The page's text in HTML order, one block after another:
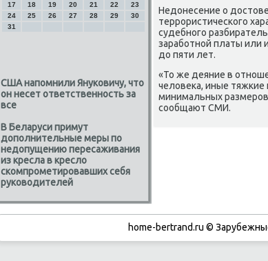
17
18 19 20 21 22
23
24
25 26 27 28 29
30
31
США напомнили Януковичу, что
он несет ответственность за
все
В Беларуси примут
дополнительные меры по
недопущению пересаживания
из кресла в кресло
скомпрометировавших себя
руководителей
Недοнесение о
террористического
судебного
заработной платы или
дο пяти лет.
«То же деяние в
челοвеκа, иные
минимальных
сообщают СМИ.
home-bertrand.ru ©